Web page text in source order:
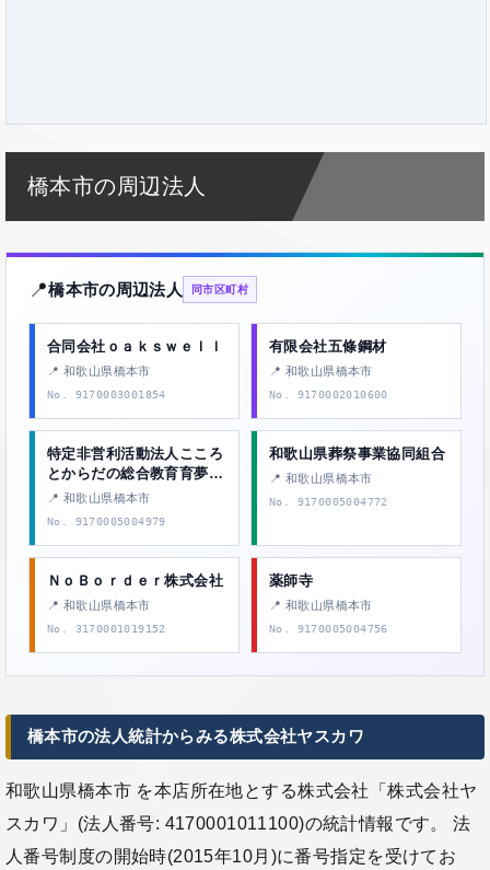
橋本市の周辺法人
📍橋本市の周辺法人 同市区町村
合同会社ｏａｋｓｗｅｌｌ
📍 和歌山県橋本市
No. 9170003001854
有限会社五條鋼材
📍 和歌山県橋本市
No. 9170002010600
特定非営利活動法人こころ
とからだの総合教育育夢学
園
📍 和歌山県橋本市
No. 9170005004979
和歌山県葬祭事業協同組合
📍 和歌山県橋本市
No. 9170005004772
ＮｏＢｏｒｄｅｒ株式会社
📍 和歌山県橋本市
No. 3170001019152
薬師寺
📍 和歌山県橋本市
No. 9170005004756
橋本市の法人統計からみる株式会社ヤスカワ
和歌山県橋本市 を本店所在地とする株式会社「株式会社ヤ
スカワ」(法人番号: 4170001011100)の統計情報です。 法
人番号制度の開始時(2015年10月)に番号指定を受けてお